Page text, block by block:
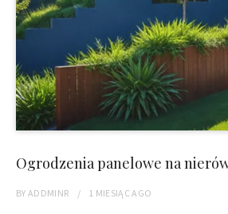
Ogrodzenia panelowe na
BYADDMINR 1 MIESIĄC AGO